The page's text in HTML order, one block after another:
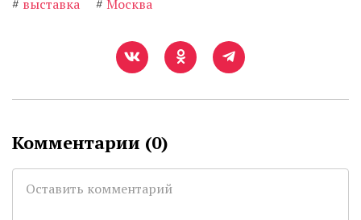
# выставка # Москва
Комментарии (0)